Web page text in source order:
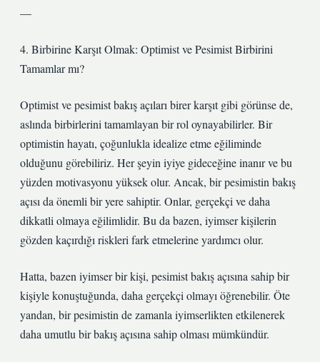
—
4. Birbirine Karşıt Olmak: Optimist ve Pesimist Birbirini
Tamamlar mı?
Optimist ve pesimist bakış açıları birer karşıt gibi görünse de,
aslında birbirlerini tamamlayan bir rol oynayabilirler. Bir
optimistin hayatı, çoğunlukla idealize etme eğiliminde
olduğunu görebiliriz. Her şeyin iyiye gideceğine inanır ve bu
yüzden motivasyonu yüksek olur. Ancak, bir pesimistin bakış
açısı da önemli bir yere sahiptir. Onlar, gerçekçi ve daha
dikkatli olmaya eğilimlidir. Bu da bazen, iyimser kişilerin
gözden kaçırdığı riskleri fark etmelerine yardımcı olur.
Hatta, bazen iyimser bir kişi, pesimist bakış açısına sahip bir
kişiyle konuştuğunda, daha gerçekçi olmayı öğrenebilir. Öte
yandan, bir pesimistin de zamanla iyimserlikten etkilenerek
daha umutlu bir bakış açısına sahip olması mümkündür.